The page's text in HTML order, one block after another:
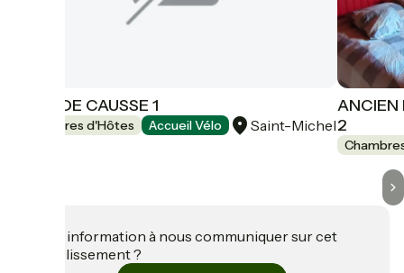
RÊVE DE CAUSSE 1
Chambres d'Hôtes Accueil Vélo Saint-Michel
ANCIEN
2
Une information à nous communiquer sur cet
établissement ?